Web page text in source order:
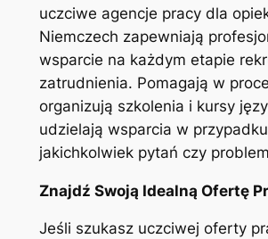
uczciwe agencje pracy dla
Niemczech zapewniają
wsparcie na każdym etapie
zatrudnienia. Pomagają w
organizują szkolenia i kursy
udzielają wsparcia w przypadku
jakichkolwiek pytań czy
Znajdź Swoją Idealną Ofertę
Jeśli szukasz uczciwej oferty